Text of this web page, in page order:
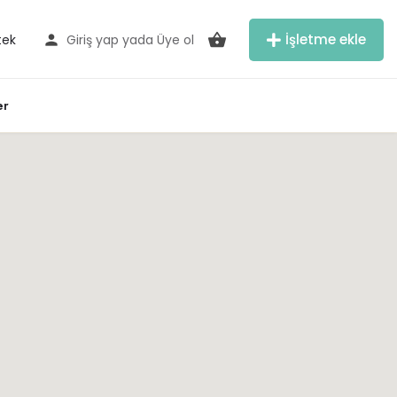
Giriş yap yada Üye ol İşletme ekle